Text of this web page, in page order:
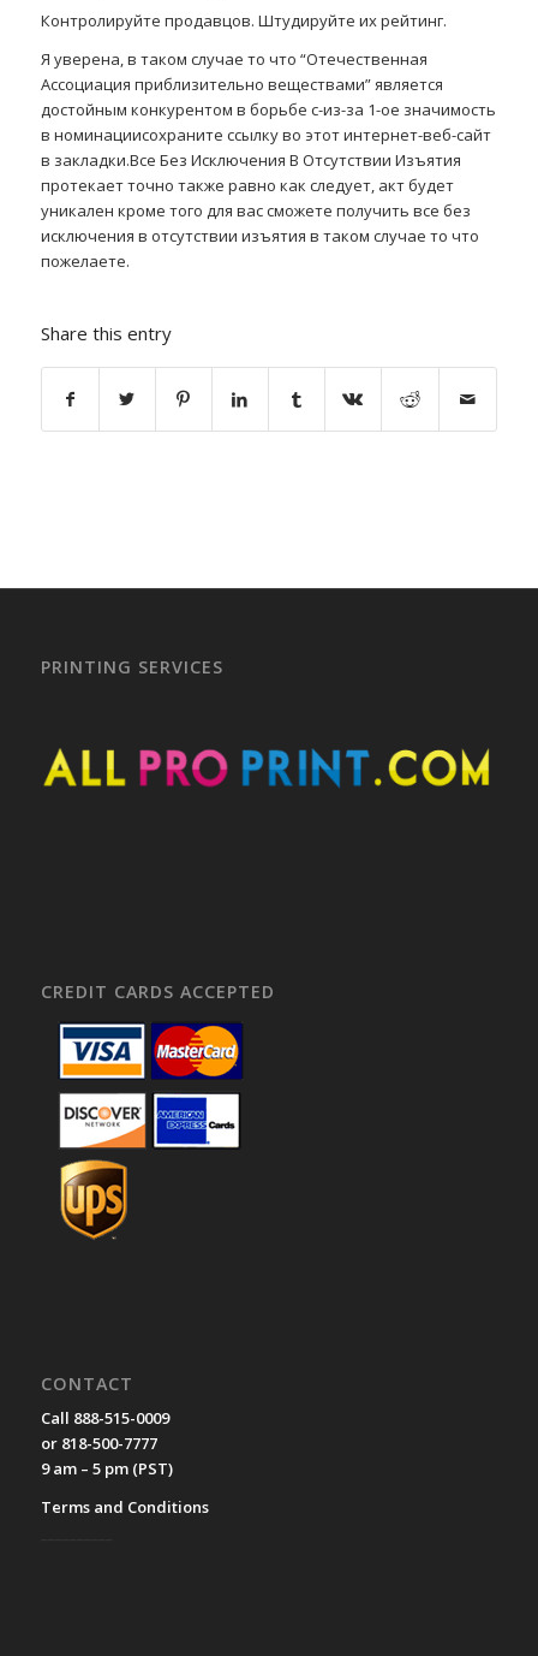
Контролируйте продавцов. Штудируйте их рейтинг.
Я уверена, в таком случае то что “Отечественная
Ассоциация приблизительно веществами” является
достойным конкурентом в борьбе с-из-за 1-ое значимость
в номинациисохраните ссылку во этот интернет-веб-сайт
в закладки.Все Без Исключения В Отсутствии Изъятия
протекает точно также равно как следует, акт будет
уникален кроме того для вас сможете получить все без
исключения в отсутствии изъятия в таком случае то что
пожелаете.
Share this entry
PRINTING SERVICES
CREDIT CARDS ACCEPTED
CONTACT
Call 888-515-0009
or 818-500-7777
9 am – 5 pm (PST)
Terms and Conditions